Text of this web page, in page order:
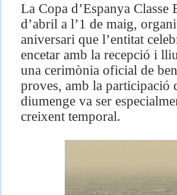
La Copa d’Espanya Classe
d’abril a l’1 de maig,
aniversari que l’entitat
encetar amb la recepció i
una cerimònia oficial de
proves, amb la participació
diumenge va ser
creixent temporal.